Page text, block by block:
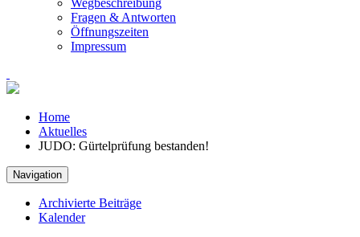
Wegbeschreibung
Fragen & Antworten
Öffnungszeiten
Impressum
Home
Aktuelles
JUDO: Gürtelprüfung bestanden!
Navigation
Archivierte Beiträge
Kalender